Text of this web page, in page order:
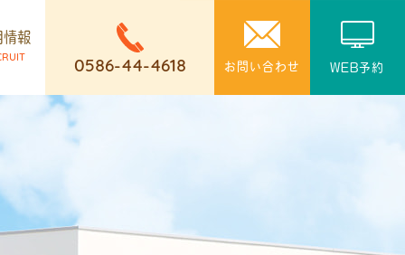
0586-44-4618 お問い合わせ WEB予約
情報